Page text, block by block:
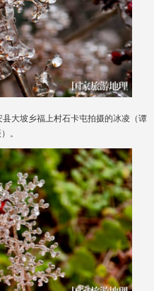
大坡乡福上村石卡屯拍摄的冰凌（谭
。